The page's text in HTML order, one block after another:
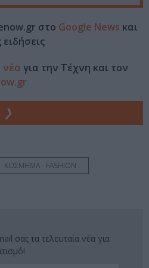
στο Google News και
νέα για την Τέχνη και τον
❯
ΚΟΣΜΗΜΑ - FASHION
σας τα τελευταία νέα για